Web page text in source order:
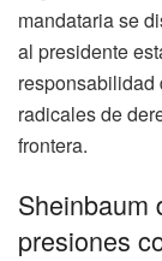
mandataria se
al presidente
responsabilidad
radicales de
frontera.
Sheinbaum
presiones